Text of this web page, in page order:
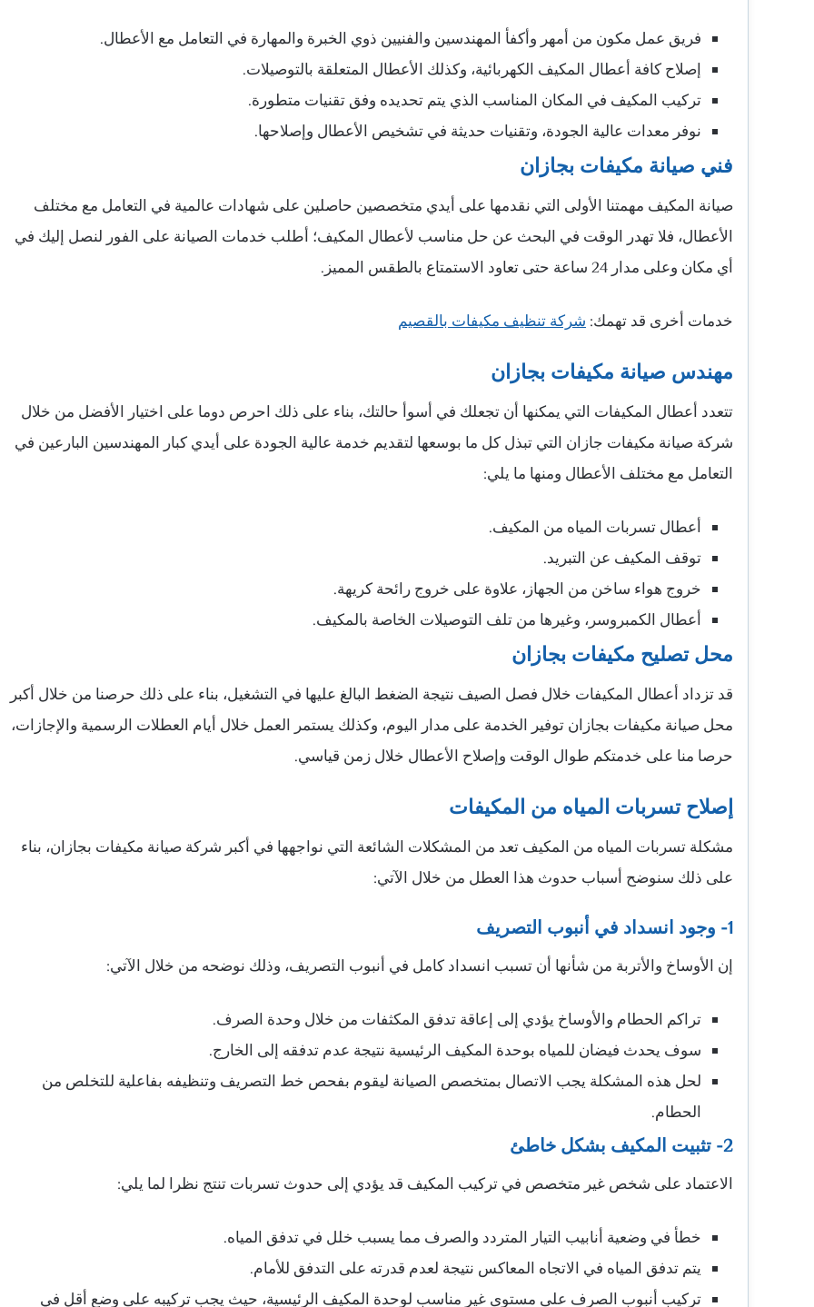
فريق عمل مكون من أمهر وأكفأ المهندسين والفنيين ذوي الخبرة والمهارة في التعامل مع الأعطال.
إصلاح كافة أعطال المكيف الكهربائية، وكذلك الأعطال المتعلقة بالتوصيلات.
تركيب المكيف في المكان المناسب الذي يتم تحديده وفق تقنيات متطورة.
نوفر معدات عالية الجودة، وتقنيات حديثة في تشخيص الأعطال وإصلاحها.
فني صيانة مكيفات بجازان
صيانة المكيف مهمتنا الأولى التي نقدمها على أيدي متخصصين حاصلين على شهادات عالمية في التعامل مع مختلف
الأعطال، فلا تهدر الوقت في البحث عن حل مناسب لأعطال المكيف؛ أطلب خدمات الصيانة على الفور لنصل إليك في
أي مكان وعلى مدار 24 ساعة حتى تعاود الاستمتاع بالطقس المميز.
خدمات أخرى قد تهمك:شركة تنظيف مكيفات بالقصيم
مهندس صيانة مكيفات بجازان
تتعدد أعطال المكيفات التي يمكنها أن تجعلك في أسوأ حالتك، بناء على ذلك احرص دوما على اختيار الأفضل من خلال
شركة صيانة مكيفات جازان التي تبذل كل ما بوسعها لتقديم خدمة عالية الجودة على أيدي كبار المهندسين البارعين في
التعامل مع مختلف الأعطال ومنها ما يلي:
أعطال تسربات المياه من المكيف.
توقف المكيف عن التبريد.
خروج هواء ساخن من الجهاز، علاوة على خروج رائحة كريهة.
أعطال الكمبروسر، وغيرها من تلف التوصيلات الخاصة بالمكيف.
محل تصليح مكيفات بجازان
قد تزداد أعطال المكيفات خلال فصل الصيف نتيجة الضغط البالغ عليها في التشغيل، بناء على ذلك حرصنا من خلال أكبر
محل صيانة مكيفات بجازان توفير الخدمة على مدار اليوم، وكذلك يستمر العمل خلال أيام العطلات الرسمية والإجازات،
حرصا منا على خدمتكم طوال الوقت وإصلاح الأعطال خلال زمن قياسي.
إصلاح تسربات المياه من المكيفات
مشكلة تسربات المياه من المكيف تعد من المشكلات الشائعة التي نواجهها في أكبر شركة صيانة مكيفات بجازان، بناء
على ذلك سنوضح أسباب حدوث هذا العطل من خلال الآتي:
1- وجود انسداد في أنبوب التصريف
إن الأوساخ والأتربة من شأنها أن تسبب انسداد كامل في أنبوب التصريف، وذلك نوضحه من خلال الآتي:
تراكم الحطام والأوساخ يؤدي إلى إعاقة تدفق المكثفات من خلال وحدة الصرف.
سوف يحدث فيضان للمياه بوحدة المكيف الرئيسية نتيجة عدم تدفقه إلى الخارج.
لحل هذه المشكلة يجب الاتصال بمتخصص الصيانة ليقوم بفحص خط التصريف وتنظيفه بفاعلية للتخلص من
الحطام.
2- تثبيت المكيف بشكل خاطئ
الاعتماد على شخص غير متخصص في تركيب المكيف قد يؤدي إلى حدوث تسربات تنتج نظرا لما يلي:
خطأ في وضعية أنابيب التيار المتردد والصرف مما يسبب خلل في تدفق المياه.
يتم تدفق المياه في الاتجاه المعاكس نتيجة لعدم قدرته على التدفق للأمام.
تركيب أنبوب الصرف على مستوى غير مناسب لوحدة المكيف الرئيسية، حيث يجب تركيبه على وضع أقل في